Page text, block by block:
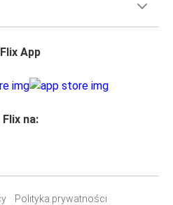
Flix App
Flix na:
Polityka prywatności